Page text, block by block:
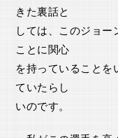
きた裏話と
しては、このジョー
ことに関心
を持っていることを
ていたらし
いのです。